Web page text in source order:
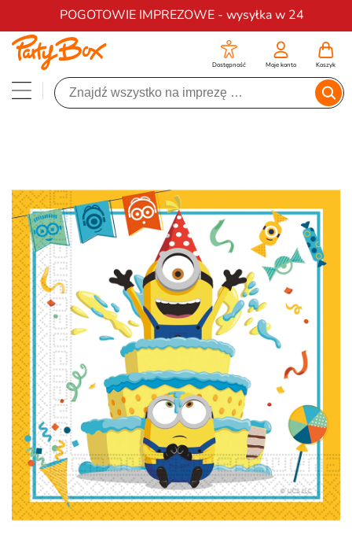
POGOTOWIE IMPREZOWE - wysyłka w 24
Darmowa dostawa na zamówienia od 200 zł
Dostępność Moje konto Koszyk